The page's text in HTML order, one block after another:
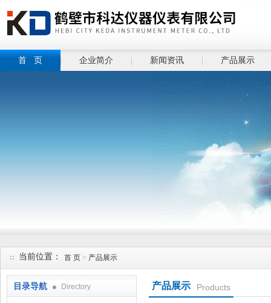
首 页 企业简介 新闻资讯 产品展示
当前位置： 首 页 > 产品展示
目录导航 Directory 产品展示 Products